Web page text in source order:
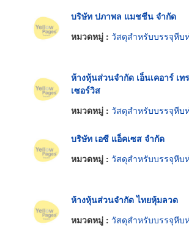
บริษัท ปภาพล แมชชีน จำกัด
หมวดหมู่ : วัสดุสำหรับบรรจุหีบ
ห้างหุ้นส่วนจำกัด เอ็นเคอาร์ เ
เซอร์วิส
หมวดหมู่ : วัสดุสำหรับบรรจุหีบ
บริษัท เอซี แอ็คเซส จำกัด
หมวดหมู่ : วัสดุสำหรับบรรจุหีบ
ห้างหุ้นส่วนจำกัด ไทยหุ้มลวด
หมวดหมู่ : วัสดุสำหรับบรรจุหีบ